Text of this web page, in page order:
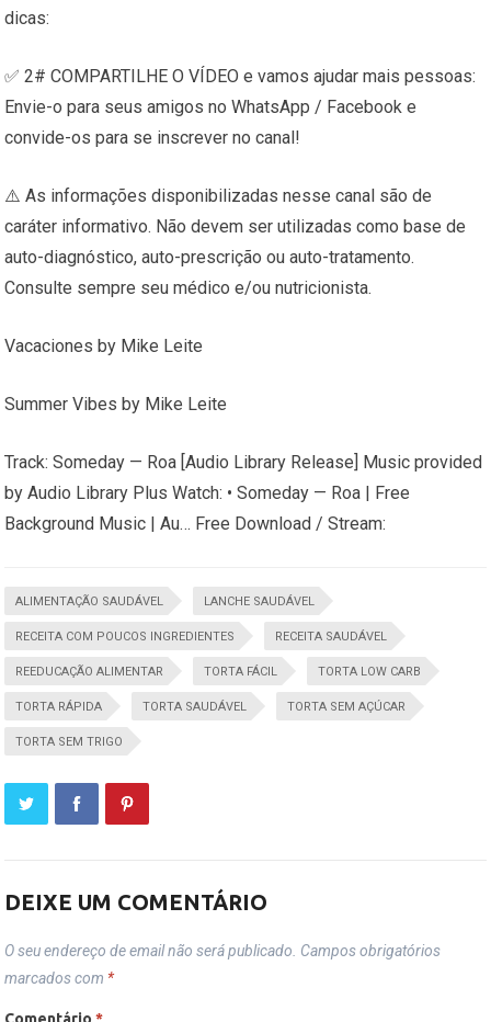
dicas:
✅ 2# COMPARTILHE O VÍDEO e vamos ajudar mais pessoas:
Envie-o para seus amigos no WhatsApp / Facebook e
convide-os para se inscrever no canal!
⚠️ As informações disponibilizadas nesse canal são de
caráter informativo. Não devem ser utilizadas como base de
auto-diagnóstico, auto-prescrição ou auto-tratamento.
Consulte sempre seu médico e/ou nutricionista.
Vacaciones by Mike Leite
Summer Vibes by Mike Leite
Track: Someday — Roa [Audio Library Release] Music provided
by Audio Library Plus Watch: • Someday — Roa | Free
Background Music | Au… Free Download / Stream:
ALIMENTAÇÃO SAUDÁVEL LANCHE SAUDÁVEL
RECEITA COM POUCOS INGREDIENTES RECEITA SAUDÁVEL
REEDUCAÇÃO ALIMENTAR TORTA FÁCIL TORTA LOW CARB
TORTA RÁPIDA TORTA SAUDÁVEL TORTA SEM AÇÚCAR
TORTA SEM TRIGO
DEIXE UM COMENTÁRIO
O seu endereço de email não será publicado. Campos obrigatórios
marcados com *